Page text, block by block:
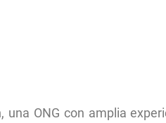
ONG con amplia